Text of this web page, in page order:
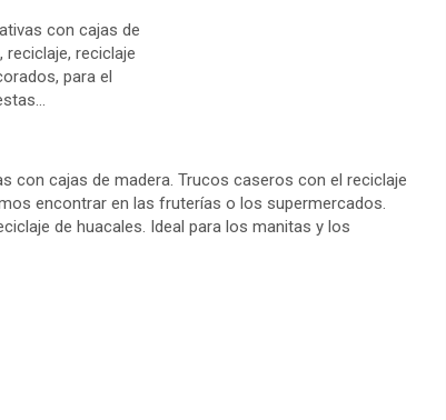
con cajas de madera. Trucos caseros con el reciclaje
encontrar en las fruterías o los supermercados.
de huacales. Ideal para los manitas y los